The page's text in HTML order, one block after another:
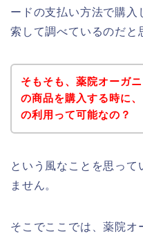
ードの支払い方法で購入
索して調べているのだと
そもそも、薬院オーガ
の商品を購入する時に
の利用って可能なの？
という風なことを思っ
ません。
そこでここでは、薬院オ